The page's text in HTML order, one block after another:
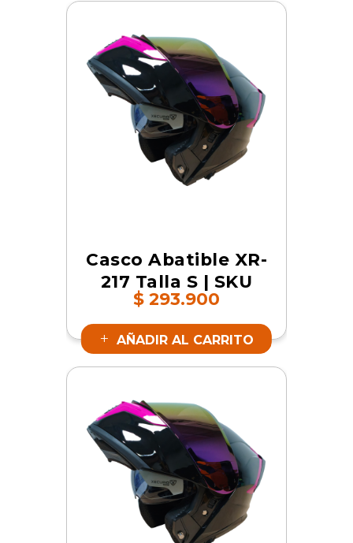
Casco Abatible XR-
217 Talla S | SKU
19133
$ 293.900
AÑADIR AL CARRITO